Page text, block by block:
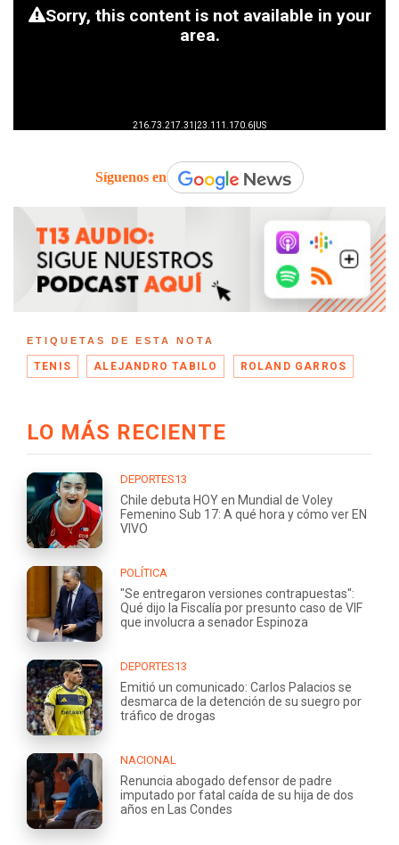
Síguenos en
ETIQUETAS DE ESTA NOTA
TENIS ALEJANDRO TABILO ROLAND GARROS
LO MÁS RECIENTE
DEPORTES13
Chile debuta HOY en Mundial de Voley
Femenino Sub 17: A qué hora y cómo ver EN
VIVO
POLÍTICA
"Se entregaron versiones contrapuestas":
Qué dijo la Fiscalía por presunto caso de VIF
que involucra a senador Espinoza
DEPORTES13
Emitió un comunicado: Carlos Palacios se
desmarca de la detención de su suegro por
tráfico de drogas
NACIONAL
Renuncia abogado defensor de padre
imputado por fatal caída de su hija de dos
años en Las Condes